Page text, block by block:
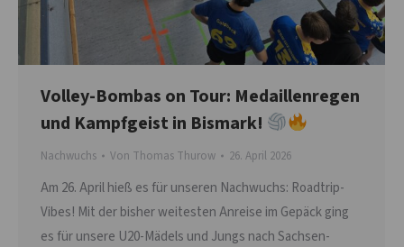
Volley-Bombas on Tour: Medaillenregen
und Kampfgeist in Bismark!
Nachwuchs Von Thomas Thurow 26. April 2026
Am 26. April hieß es für unseren Nachwuchs: Roadtrip-
Vibes! Mit der bisher weitesten Anreise im Gepäck ging
es für unsere U20-Mädels und Jungs nach Sachsen-